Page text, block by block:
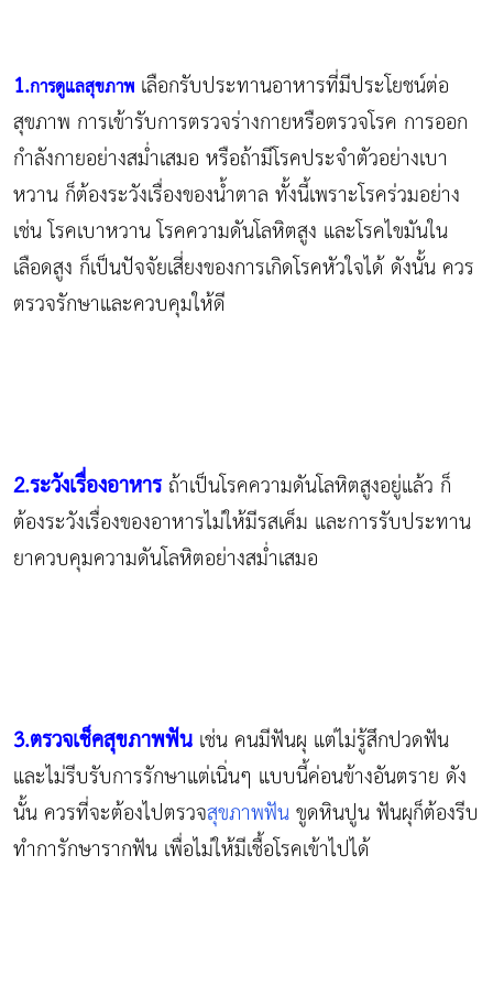
1.การดูแลสุขภาพ เลือกรับประทานอาหารที่มีประโยชน์ต่อ
สุขภาพ การเข้ารับการตรวจร่างกายหรือตรวจโรค การออก
กำลังกายอย่างสม่ำเสมอ หรือถ้ามีโรคประจำตัวอย่างเบา
หวาน ก็ต้องระวังเรื่องของน้ำตาล ทั้งนี้เพราะโรคร่วมอย่าง
เช่น โรคเบาหวาน โรคความดันโลหิตสูง และโรคไขมันใน
เลือดสูง ก็เป็นปัจจัยเสี่ยงของการเกิดโรคหัวใจได้ ดังนั้น ควร
ตรวจรักษาและควบคุมให้ดี
2.ระวังเรื่องอาหารถ้าเป็นโรคความดันโลหิตสูงอยู่แล้ว ก็
ต้องระวังเรื่องของอาหารไม่ให้มีรสเค็ม และการรับประทาน
ยาควบคุมความดันโลหิตอย่างสม่ำเสมอ
3.ตรวจเช็คสุขภาพฟัน เช่น คนมีฟันผุ แต่ไม่รู้สึกปวดฟัน
และไม่รีบรับการรักษาแต่เนิ่นๆ แบบนี้ค่อนข้างอันตราย ดัง
นั้น ควรที่จะต้องไปตรวจสุขภาพฟันขูดหินปูน ฟันผุก็ต้องรีบ
ทำการักษารากฟัน เพื่อไม่ให้มีเชื้อโรคเข้าไปได้